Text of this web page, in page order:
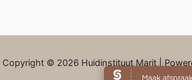
Copyright © 2026 Huidinstituut Marit |